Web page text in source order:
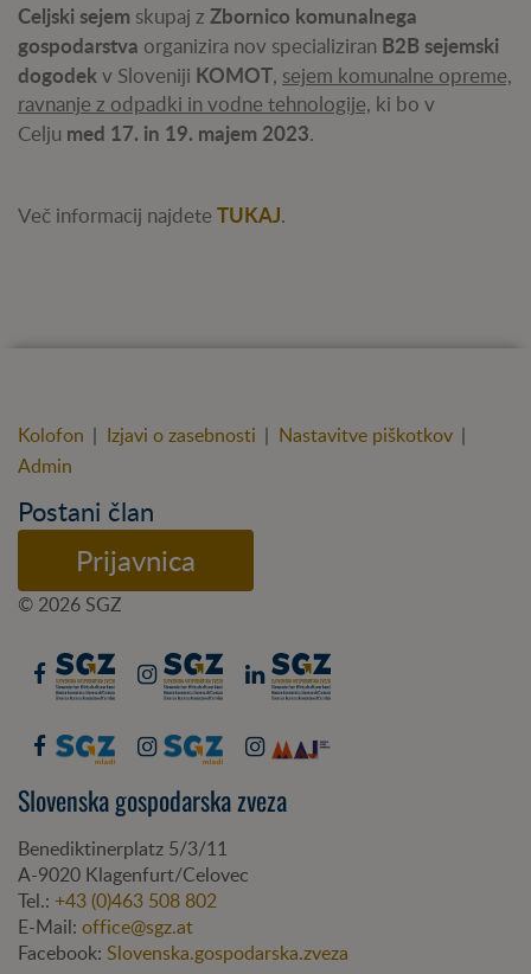
Celjski sejem skupaj z Zbornico komunalnega
gospodarstva organizira nov specializiran B2B sejemski
dogodekv Sloveniji KOMOT, sejem komunalne opreme,
ravnanje z odpadki in vodne tehnologije, ki bo v
Celju med 17. in 19. majem 2023.
Več informacij najdete TUKAJ.
Kolofon | Izjavi o zasebnosti | Nastavitve piškotkov |
Admin
Postani član
Prijavnica
© 2026 SGZ
Slovenska gospodarska zveza
Benediktinerplatz 5/3/11
A-9020 Klagenfurt/Celovec
Tel.: +43 (0)463 508 802
E-Mail: office@sgz.at
Facebook: Slovenska.gospodarska.zveza